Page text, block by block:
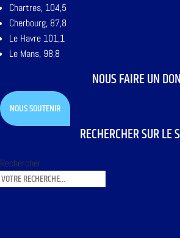
Chartres, 104,5
Cherbourg, 87,8
Le Havre 101,1
Le Mans, 98,8
NOUS FAIRE UN DON
NOUS SOUTENIR
RECHERCHER SUR LE
Rechercher